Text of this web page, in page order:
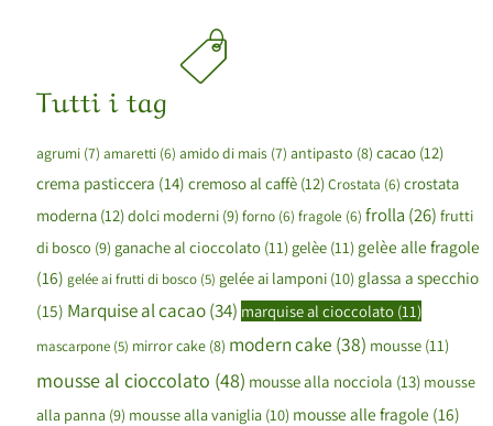
Tutti i tag
agrumi (7) amaretti (6) amido di mais (7) antipasto (8) cacao (12)
crema pasticcera (14) cremoso al caffè (12)Crostata (6) crostata
moderna (12)dolci moderni (9) forno (6) fragole (6) frolla (26) frutti
di bosco (9) ganache al cioccolato (11) gelèe (11) gelèe alle fragole
(16) gelée ai frutti di bosco (5) gelée ai lamponi (10) glassa a specchio
(15) Marquise al cacao(34) marquise al cioccolato (11)
mascarpone (5) mirror cake (8) modern cake (38) mousse (11)
mousse al cioccolato (48) mousse alla nocciola (13) mousse
alla panna (9) mousse alla vaniglia (10) mousse alle fragole (16)